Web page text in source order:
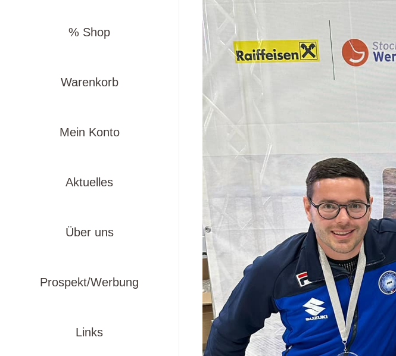
% Shop
Warenkorb
Mein Konto
Aktuelles
Über uns
Prospekt/Werbung
Links